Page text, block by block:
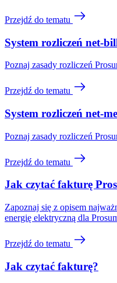
Przejdź do tematu
System rozliczeń net-
Poznaj zasady rozliczeń
Przejdź do tematu
System rozliczeń net-
Poznaj zasady rozliczeń
Przejdź do tematu
Jak czytać fakturę
Zapoznaj się z opisem
energię elektryczną dla
Przejdź do tematu
Jak czytać fakturę?